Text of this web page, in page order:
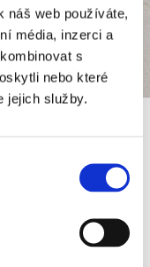
náš web používáte,
média, inzerci a
s
nebo které
jejich služby.